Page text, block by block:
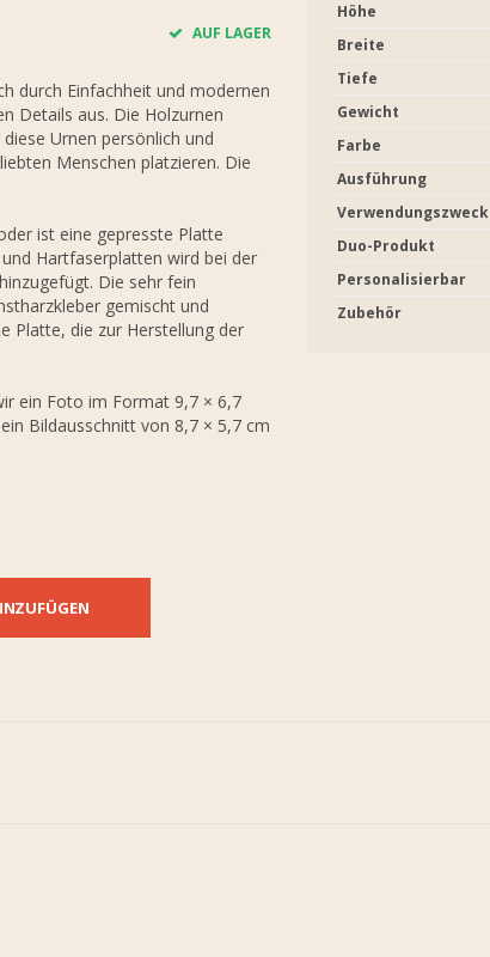
AUF LAGER
durch Einfachheit und modernen
Details aus. Die Holzurnen
Urnen persönlich und
Menschen platzieren. Die
ist eine gepresste Platte
Hartfaserplatten wird bei der
Die sehr fein
gemischt und
Platte, die zur Herstellung der
ein Foto im Format 9,7 × 6,7
Bildausschnitt von 8,7 × 5,7 cm
Höhe
Breite
Tiefe
Gewicht
Farbe
Ausführung
Verwendungszweck
Duo-Produkt
Personalisierbar
Zubehör